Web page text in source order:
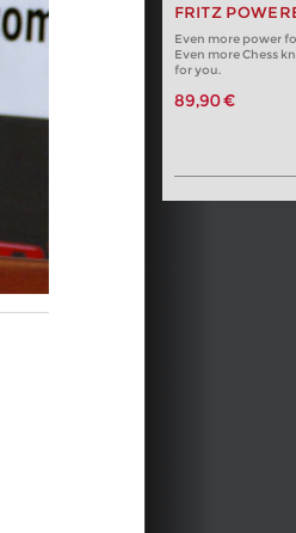
FRITZ
Even more power
Even more Chess
for you.
89,90 €